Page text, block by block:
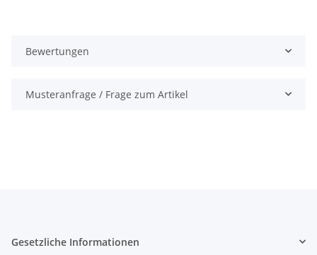
Bewertungen
Musteranfrage / Frage zum Artikel
Gesetzliche Informationen